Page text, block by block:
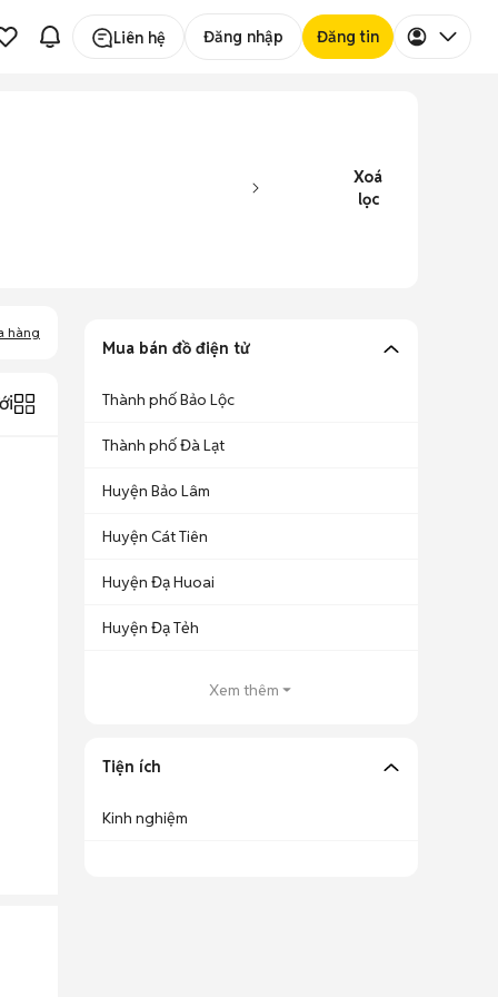
Liên hệ Đăng nhập Đăng tin
Xoá
lọc
hàng
Mua bán đồ điện tử
Thành phố Bảo Lộc
Thành phố Đà Lạt
Huyện Bảo Lâm
Huyện Cát Tiên
Huyện Đạ Huoai
Huyện Đạ Tẻh
Xem thêm
Tiện ích
Kinh nghiệm